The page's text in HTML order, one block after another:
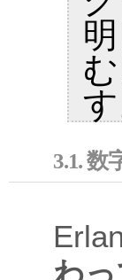
す
3.1. 数
わ